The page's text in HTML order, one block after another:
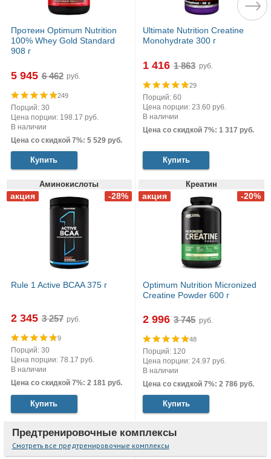
Протеин Optimum Nutrition
100% Whey Gold Standard
908 г
5 945 руб.
249
Порций: 30
Цена порции: 198.17 руб.
В наличии
Цена со скидкой 7%: 5 529 руб.
Купить
Ultimate Nutrition Creatine
Monohydrate 300 г
1 416 руб.
29
Порций: 60
Цена порции: 23.60 руб.
В наличии
Цена со скидкой 7%: 1 317 руб.
Купить
Аминокислоты
Rule 1 Active BCAA 375 г
2 345 руб.
9
Порций: 30
Цена порции: 78.17 руб.
В наличии
Цена со скидкой 7%: 2 181 руб.
Купить
Креатин
Optimum Nutrition Micronized
Creatine Powder 600 г
2 996 руб.
48
Порций: 120
Цена порции: 24.97 руб.
В наличии
Цена со скидкой 7%: 2 786 руб.
Купить
Предтренировочные комплексы
Смотреть все предтренировочные комплексы